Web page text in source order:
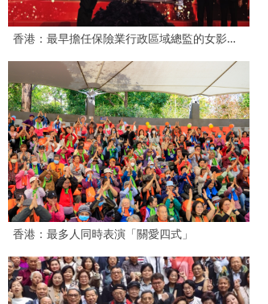
香港：最早擔任保險業行政區域總監的女影星——王玉環（Agassi )
香港：最多人同時表演「關愛四式」